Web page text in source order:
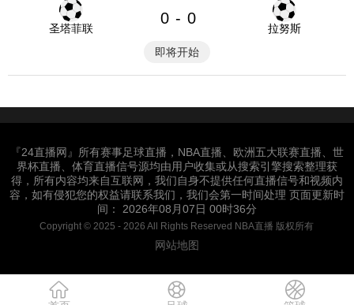
圣塔菲联
0 - 0
拉努斯
即将开始
『24直播网』所有赛事足球直播，NBA直播、欧洲五大联赛直播、世
界杯直播、体育直播信号源均由用户收集或从搜索引擎搜索整理获
得，所有内容均来自互联网，我们自身不提供任何直播信号和视频内
容，如有侵犯您的权益请联系我们，我们会第一时间处理 页面更新时
间： 2026年08月07日 00时36分
Copyright © 2025 - 2026 All Rights Reserved NBA直播 版权所有
网站地图